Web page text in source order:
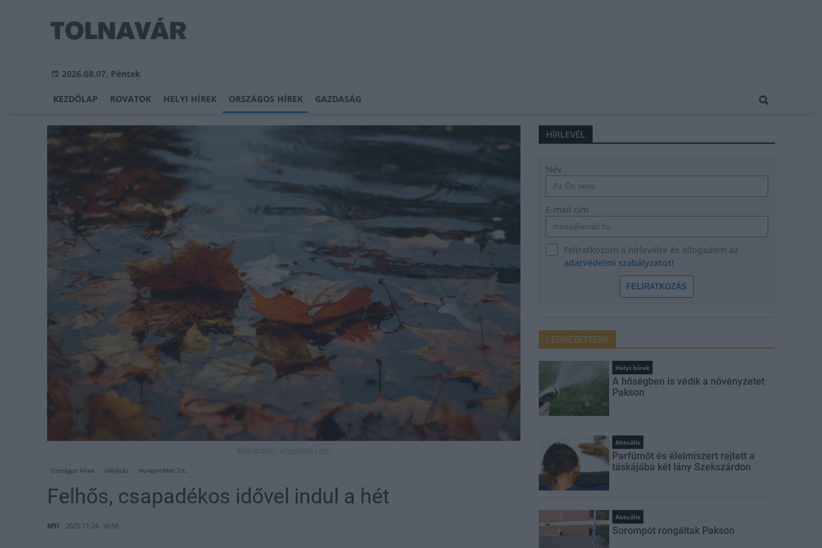
2026.08.07, Péntek
KEZDŐLAP ROVATOK HELYI HÍREK ORSZÁGOS HÍREK GAZDASÁG
Illusztráció, unsplash.com
Országos hírek időjárás HungaroMet Zrt.
Felhős, csapadékos idővel indul a hét
MTI 2025.11.24. 16:56
HÍRLEVÉL
Név
E-mail cím
Feliratkozom a hírlevélre és elfogadom az
adatvédelmi szabályzatot!
FELIRATKOZÁS
LEGNÉZETTEBB
Helyi hírek
A hőségben is védik a növényzetet
Pakson
Aktuális
Parfümöt és élelmiszert rejtett a
táskájába két lány Szekszárdon
Aktuális
Sorompót rongáltak Pakson